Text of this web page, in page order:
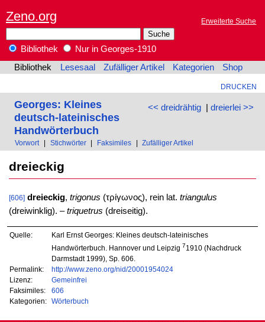
Zeno.org Erweiterte Suche
Bibliothek
Nur in Georges-1910
Bibliothek
Lesesaal Zufälliger Artikel Kategorien Shop
DRUCKEN
<< dreidrähtig| dreierlei >>
Georges: Kleines
deutsch-lateinisches
Handwörterbuch
Vorwort Stichwörter Faksimiles Zufälliger Artikel
dreieckig
[606] dreieckig, trigonus (τρίγωνος), rein lat. triangulus
(dreiwinklig). –triquetrus (dreiseitig).
Quelle:
Karl Ernst Georges: Kleines deutsch-lateinisches
Handwörterbuch. Hannover und Leipzig 71910 (Nachdruck
Darmstadt 1999), Sp. 606.
Permalink:
http://www.zeno.org/nid/20001954024
Lizenz:
Gemeinfrei
Faksimiles:
606
Kategorien:
Wörterbuch